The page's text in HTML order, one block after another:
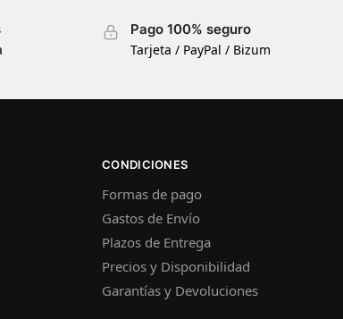
Pago 100% seguro
Tarjeta / PayPal / Bizum
CONDICIONES
Formas de pago
Gastos de Envío
Plazos de Entrega
Precios y Disponibilidad
Garantías y Devoluciones